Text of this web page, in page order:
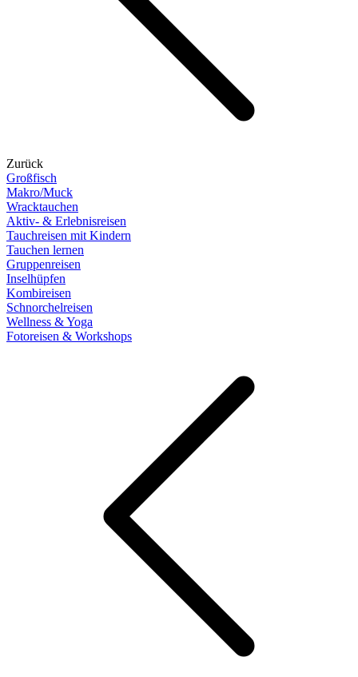
Zurück
Großfisch
Makro/Muck
Wracktauchen
Aktiv- & Erlebnisreisen
Tauchreisen mit Kindern
Tauchen lernen
Gruppenreisen
Inselhüpfen
Kombireisen
Schnorchelreisen
Wellness & Yoga
Fotoreisen & Workshops